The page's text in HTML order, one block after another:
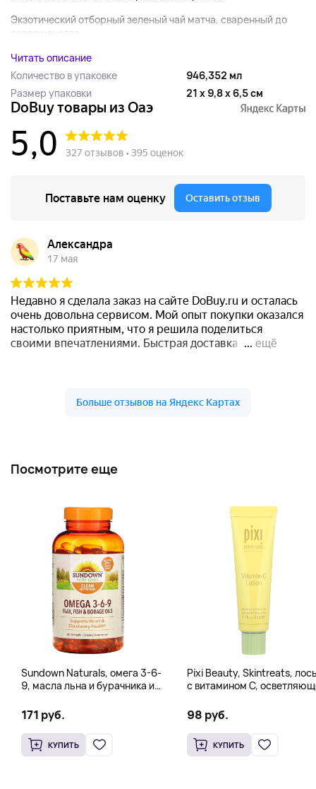
Экзотический отборный зеленый чай матча, сваренный до
совершенства....
Читать описание
Количество в упаковке
946,352 мл
Размер упаковки
21 x 9,8 x 6,5 см
Посмотрите еще
Sundown Naturals, омега 3-6-
9, масла льна и бурачника и
таблеток
171 руб.
КУПИТЬ
Pixi Beauty, Skintreats,
с витамином C,
50 мл (1,7 жидк. унции)
98 руб.
КУПИТЬ